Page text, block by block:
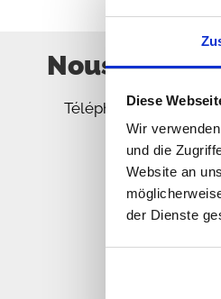
Diese
Wir
und die
Website an
der Dienste
Nous
Téléphonez nous,